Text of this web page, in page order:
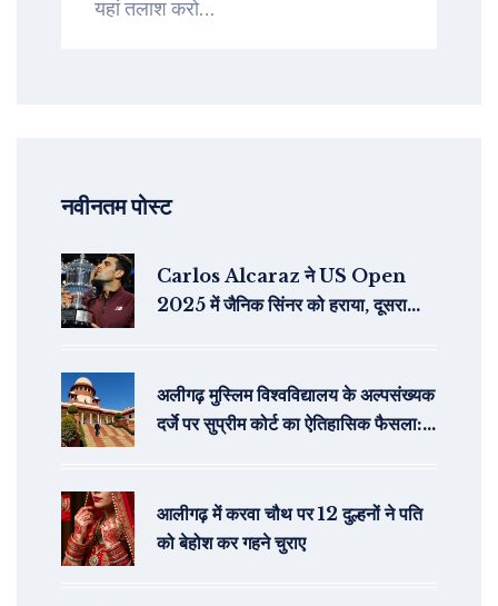
नवीनतम पोस्ट
Carlos Alcaraz ने US Open
2025 में जैनिक सिंनर को हराया, दूसरा
अलीगढ़ मुस्लिम विश्वविद्यालय के अल्पसंख्यक
दर्जे पर सुप्रीम कोर्ट का ऐतिहासिक फैसला:
आलीगढ़ में करवा चौथ पर 12 दुल्हनों ने पति
को बेहोश कर गहने चुराए